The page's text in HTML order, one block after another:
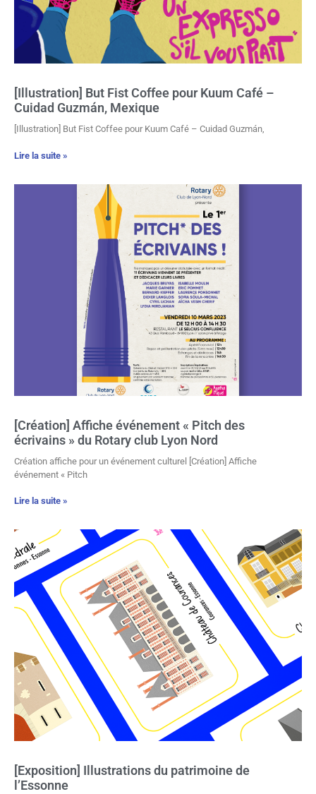
[Illustration] But Fist Coffee pour Kuum Café –
Cuidad Guzmán, Mexique
[Illustration] But Fist Coffee pour Kuum Café – Cuidad Guzmán,
Lire la suite »
[Création] Affiche événement « Pitch des
écrivains » du Rotary club Lyon Nord
Création affiche pour un événement culturel [Création] Affiche
événement « Pitch
Lire la suite »
[Exposition] Illustrations du patrimoine de
l’Essonne